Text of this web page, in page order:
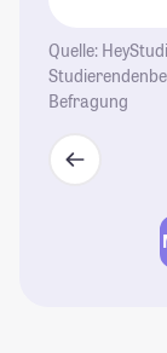
Quelle:
Befragung